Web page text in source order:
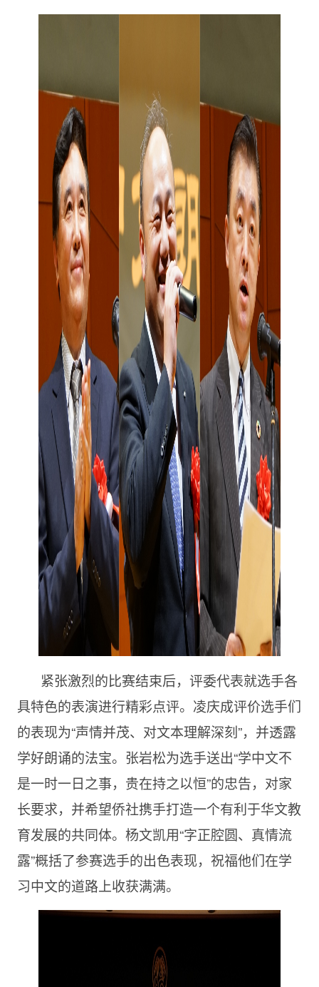
紧张激烈的比赛结束后，评委代表就选手各
具特色的表演进行精彩点评。凌庆成评价选手们
的表现为“声情并茂、对文本理解深刻”，并透露
学好朗诵的法宝。张岩松为选手送出“学中文不
是一时一日之事，贵在持之以恒”的忠告，对家
长要求，并希望侨社携手打造一个有利于华文教
育发展的共同体。杨文凯用“字正腔圆、真情流
露”概括了参赛选手的出色表现，祝福他们在学
习中文的道路上收获满满。